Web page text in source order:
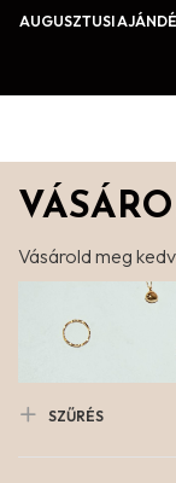
AUGUSZTUSI
Vásárold meg
SZŰRÉS